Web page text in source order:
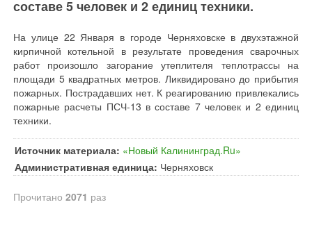
составе 5 человек и 2 единиц техники.
На улице 22 Января в городе Черняховске в двухэтажной
кирпичной котельной в результате проведения сварочных
работ произошло загорание утеплителя теплотрассы на
площади 5 квадратных метров. Ликвидировано до прибытия
пожарных. Пострадавших нет. К реагированию привлекались
пожарные расчеты ПСЧ-13 в составе 7 человек и 2 единиц
техники.
Источник материала: «Новый Калининград.Ru»
Административная единица: Черняховск
Прочитано 2071 раз